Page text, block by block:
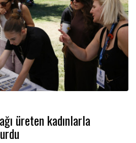
üreten kadınlarla